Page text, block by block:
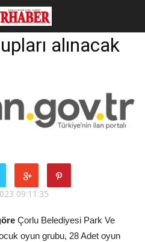
alınacak
09:11:35
Çorlu Belediyesi Park Ve
oyun grubu, 28 Adet oyun